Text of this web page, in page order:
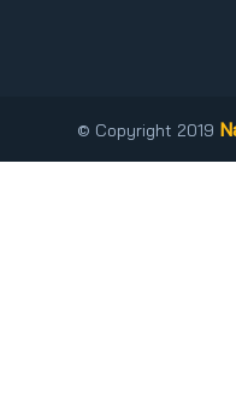
© Copyright 2019